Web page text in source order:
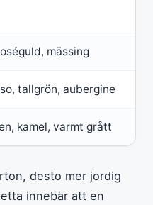
mässing
tallgrön, aubergine
kamel, varmt grått
desto mer jordig
innebär att en